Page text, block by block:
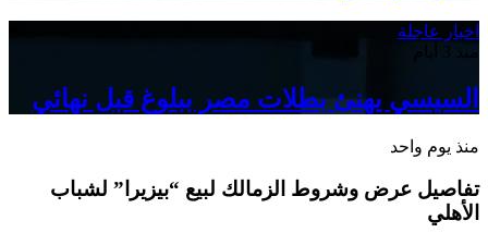
اخبار عاجلة
منذ 3 أيام
السيسي يهنئ بطلات مصر ببلوغ قبل نهائي
منذ يوم واحد
تفاصيل عرض وشروط الزمالك لبيع “بيزيرا” لشباب
الأهلي